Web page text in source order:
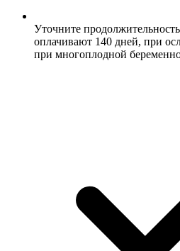
Уточните
оплачивают 140 дней, при
при многоплодной